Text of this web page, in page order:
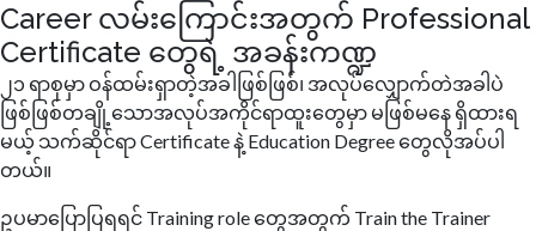
Career လမ်းကြောင်းအတွက် Professional
Certificate တွေရဲ့ အခန်းကဏ္ဍ
၂၁ ရာစုမှာ ဝန်ထမ်းရှာတဲ့အခါဖြစ်ဖြစ်၊ အလုပ်လျှောက်တဲအခါပဲ
ဖြစ်ဖြစ်တချို့သောအလုပ်အကိုင်ရာထူးတွေမှာ မဖြစ်မနေ ရှိထားရ
မယ့် သက်ဆိုင်ရာ Certificate နဲ့ Education Degree တွေလိုအပ်ပါ
တယ်။
ဥပမာပြောပြရရင် Training role တွေအတွက် Train the Trainer